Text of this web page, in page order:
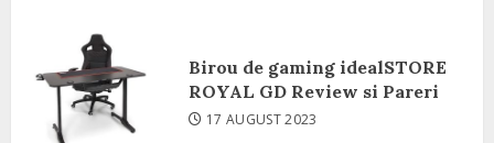
Birou de gaming idealSTORE
ROYAL GD Review si Pareri
17 AUGUST 2023